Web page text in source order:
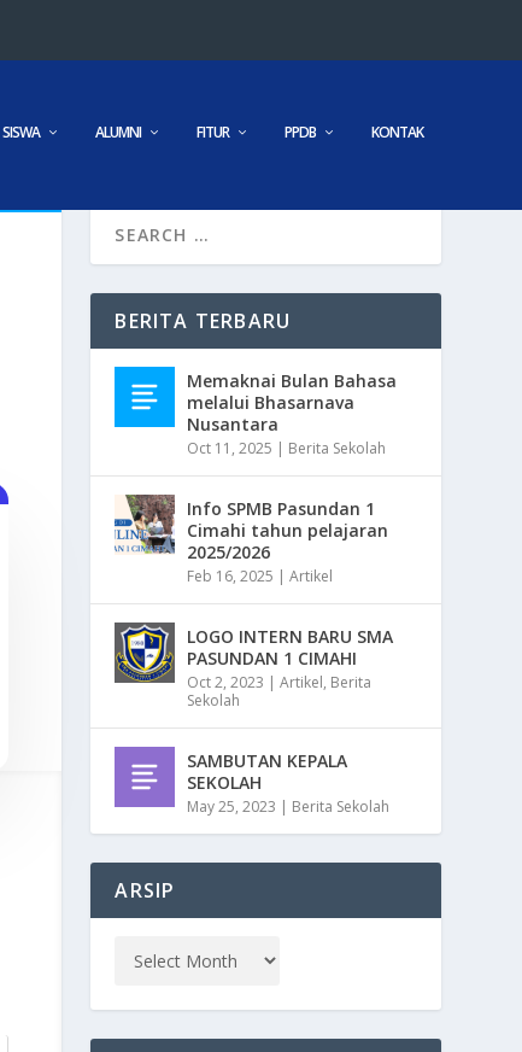
SISWA ALUMNI FITUR PPDB KONTAK
BERITA TERBARU
Memaknai Bulan Bahasa
melalui Bhasarnava
Nusantara
Oct 11, 2025 | Berita Sekolah
Info SPMB Pasundan 1
Cimahi tahun pelajaran
2025/2026
Feb 16, 2025 |Artikel
LOGO INTERN BARU SMA
PASUNDAN 1 CIMAHI
Oct 2, 2023 |Artikel, Berita
Sekolah
SAMBUTAN KEPALA
SEKOLAH
May 25, 2023 | Berita Sekolah
ARSIP